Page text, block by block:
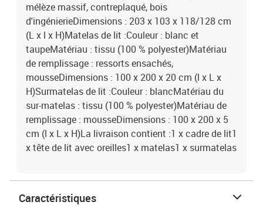
mélèze massif, contreplaqué, bois
d'ingénierieDimensions : 203 x 103 x 118/128 cm
(L x l x H)Matelas de lit :Couleur : blanc et
taupeMatériau : tissu (100 % polyester)Matériau
de remplissage : ressorts ensachés,
mousseDimensions : 100 x 200 x 20 cm (l x L x
H)Surmatelas de lit :Couleur : blancMatériau du
sur-matelas : tissu (100 % polyester)Matériau de
remplissage : mousseDimensions : 100 x 200 x 5
cm (l x L x H)La livraison contient :1 x cadre de lit1
x tête de lit avec oreilles1 x matelas1 x surmatelas
Caractéristiques